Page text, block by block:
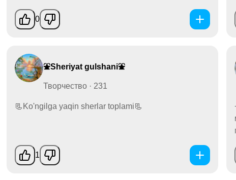
0
⛲Sheriyat gulshani⛲
Творчество · 231
📃Ko'ngilga yaqin sherlar toplami📃
1